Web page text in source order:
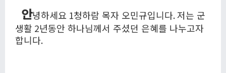
안녕하세요1청하람 목자 오민규입니다.저는 군
생활 2년동안 하나님께서 주셨던 은혜를 나누고자
합니다.